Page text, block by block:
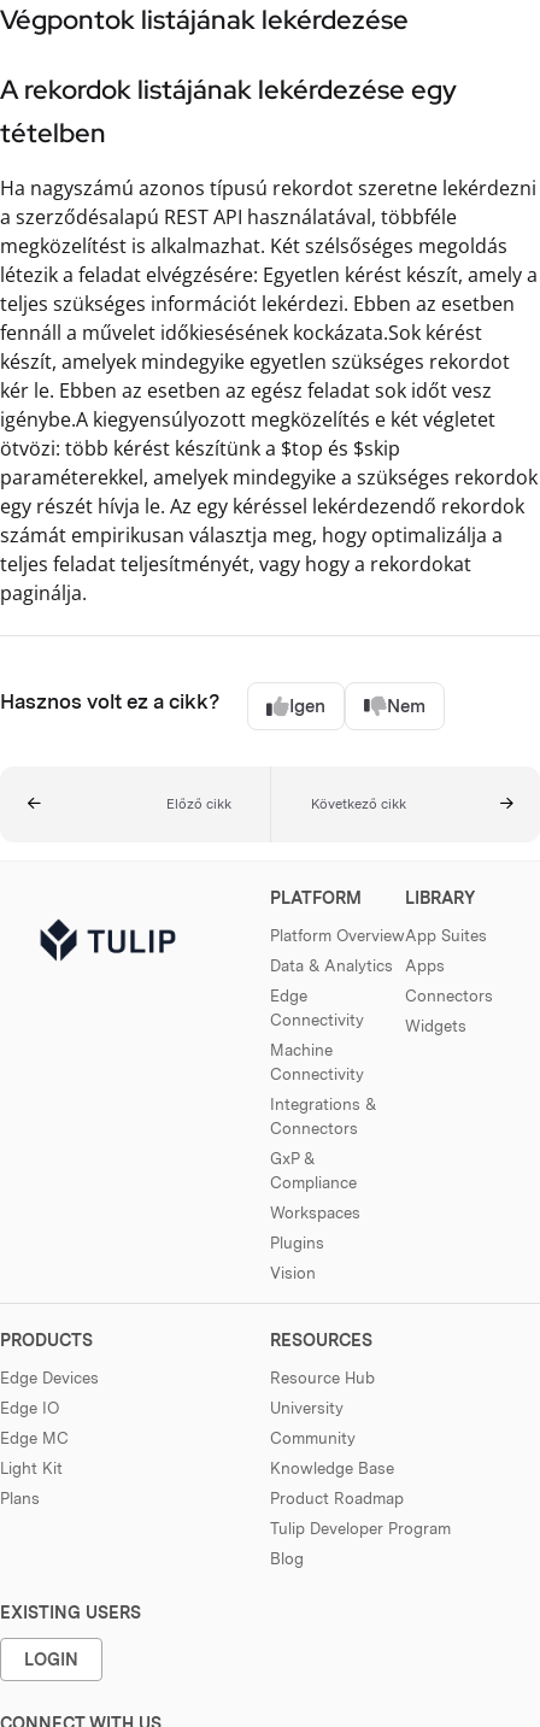
Végpontok listájának lekérdezése
A rekordok listájának lekérdezése egy
tételben
Ha nagyszámú azonos típusú rekordot szeretne lekérdezni
a szerződésalapú REST API használatával, többféle
megközelítést is alkalmazhat. Két szélsőséges megoldás
létezik a feladat elvégzésére: Egyetlen kérést készít, amely a
teljes szükséges információt lekérdezi. Ebben az esetben
fennáll a művelet időkiesésének kockázata.Sok kérést
készít, amelyek mindegyike egyetlen szükséges rekordot
kér le. Ebben az esetben az egész feladat sok időt vesz
igénybe.A kiegyensúlyozott megközelítés e két végletet
ötvözi: több kérést készítünk a $top és $skip
paraméterekkel, amelyek mindegyike a szükséges rekordok
egy részét hívja le. Az egy kéréssel lekérdezendő rekordok
számát empirikusan választja meg, hogy optimalizálja a
teljes feladat teljesítményét, vagy hogy a rekordokat
paginálja.
Hasznos volt ez a cikk? Igen Nem
Előző cikk Következő cikk
PLATFORM
Platform Overview
Data & Analytics
Edge
Connectivity
Machine
Connectivity
Integrations &
Connectors
GxP &
Compliance
Workspaces
Plugins
Vision
LIBRARY
App Suites
Apps
Connectors
Widgets
PRODUCTS
Edge Devices
Edge IO
Edge MC
Light Kit
Plans
RESOURCES
Resource Hub
University
Community
Knowledge Base
Product Roadmap
Tulip Developer Program
Blog
EXISTING USERS
LOGIN